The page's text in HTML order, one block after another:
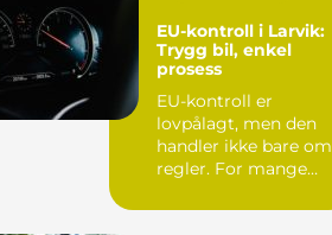
EU-kontroll i Larvik:
Trygg bil, enkel
prosess
EU-kontroll er
lovpålagt, men den
handler ikke bare om
regler. For mange